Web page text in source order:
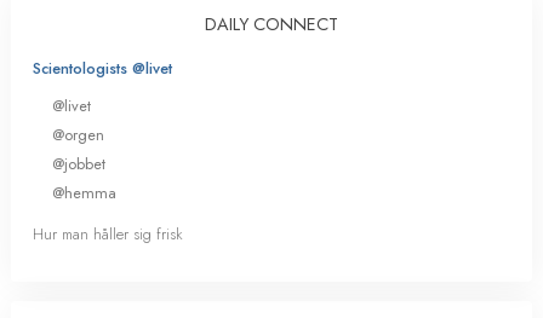
DAILY CONNECT
Scientologists @livet
@livet
@orgen
@jobbet
@hemma
Hur man håller sig frisk